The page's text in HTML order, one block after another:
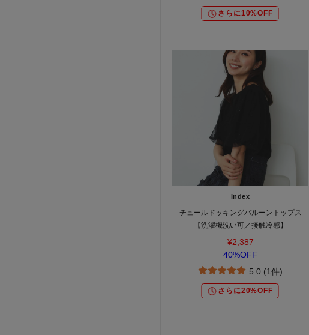
さらに10%OFF
index
チュールドッキングバルーントップス
【洗濯機洗い可／接触冷感】
¥2,387
40%OFF
5.0 (1件)
さらに20%OFF